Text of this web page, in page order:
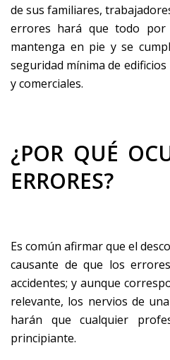
de sus familiares,
errores hará que todo
mantenga en pie y se
seguridad mínima de
y comerciales.
¿POR QUÉ
ERRORES?
Es común afirmar que el
causante de que los
accidentes; y aunque
relevante, los nervios de
harán que cualquier
principiante.